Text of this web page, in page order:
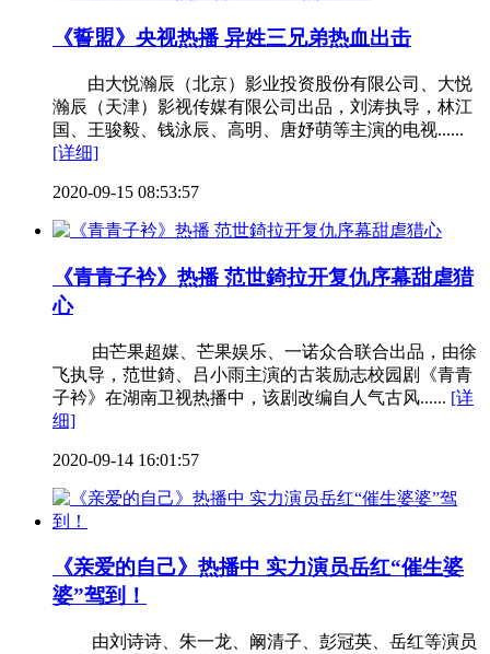
《誓盟》央视热播 异姓三兄弟热血出击
由大悦瀚辰（北京）影业投资股份有限公司、大悦
瀚辰（天津）影视传媒有限公司出品，刘涛执导，林江
国、王骏毅、钱泳辰、高明、唐妤萌等主演的电视......
[详细]
2020-09-15 08:53:57
《青青子衿》热播 范世錡拉开复仇序幕甜虐猎
心
由芒果超媒、芒果娱乐、一诺众合联合出品，由徐
飞执导，范世錡、吕小雨主演的古装励志校园剧《青青
子衿》在湖南卫视热播中，该剧改编自人气古风...... [详
细]
2020-09-14 16:01:57
《亲爱的自己》热播中 实力演员岳红“催生婆
婆”驾到！
由刘诗诗、朱一龙、阚清子、彭冠英、岳红等演员